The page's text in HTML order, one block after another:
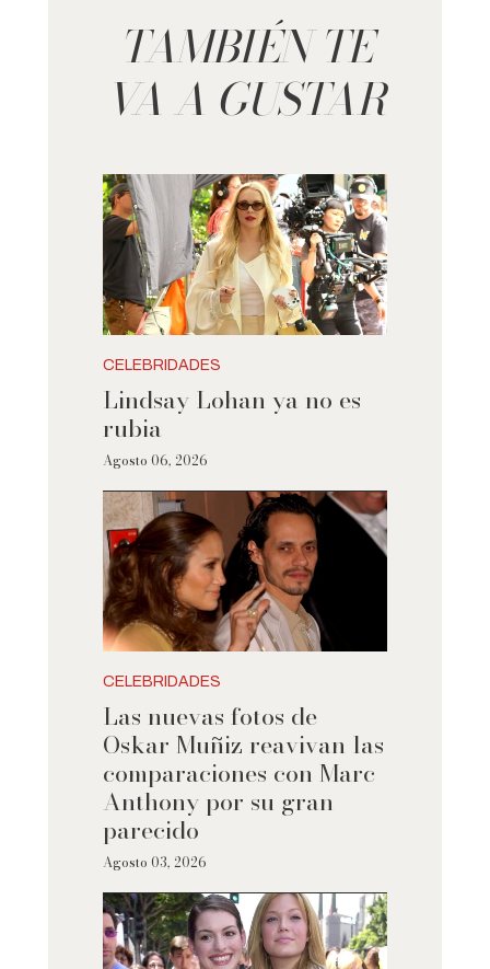
TAMBIÉN TE
VA A GUSTAR
CELEBRIDADES
Lindsay Lohan ya no es
rubia
Agosto 06, 2026
CELEBRIDADES
Las nuevas fotos de
Oskar Muñiz reavivan las
comparaciones con Marc
Anthony por su gran
parecido
Agosto 03, 2026